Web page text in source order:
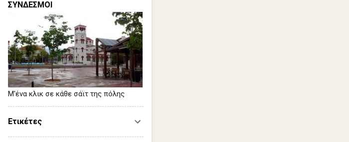
ΣΥΝΔΕΣΜΟΙ
Μ'ένα κλικ σε κάθε σάϊτ της πόλης
Ετικέτες